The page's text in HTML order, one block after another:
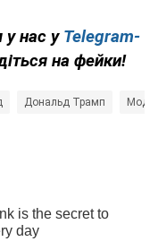
у нас у Telegram-
на фейки!
Дональд Трамп